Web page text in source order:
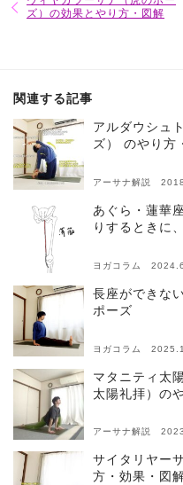
ズ）の効果とやり方・図解
関連する記事
アルダウシュ
ズ） のやり方
アーサナ解説
あぐら・蓮華
りするときに
ヨガコラム
長座ができな
ポーズ
ヨガコラム
マタニティ太
太陽礼拝）の
アーサナ解説
サイタリヤー
方・効果・図